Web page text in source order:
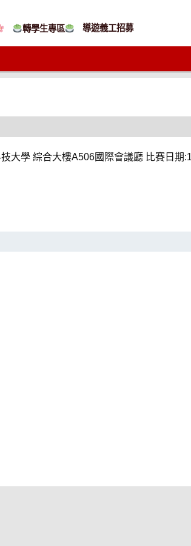
轉學生專區 導遊義工招募
大學 綜合大樓A506國際會議廳 比賽日期